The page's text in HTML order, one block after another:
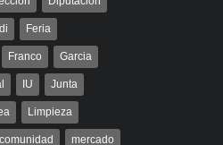
Feria
Franco Garcia
IU Junta
Limpieza
mercado